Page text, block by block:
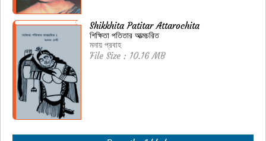
Shikkhita Patitar Attarochita
শিক্ষিতা পতিতার আত্মচরিত
মনায় প্রবাহ
File Size : 10.16 MB